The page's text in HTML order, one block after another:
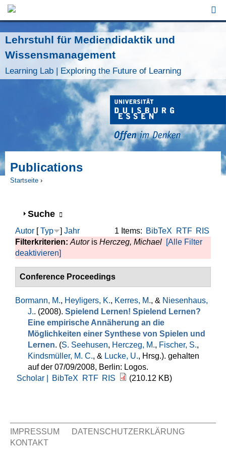
Jump to Navigation
Lehrstuhl für Mediendidaktik und
Wissensmanagement
Learning Lab | Exploring the Future of Learning
Publications
Startseite ›
Anzeigen
Suche
1 Items: BibTeX RTF RIS
Autor [Typ ] Jahr
Filterkriterien: Autoris Herczeg, Michael [Alle Filter
deaktivieren]
Conference Proceedings
Bormann, M., Heyligers, K., Kerres, M., & Niesenhaus,
J.. (2008). Spielend Lernen! Spielend Lernen?
Eine empirische Annäherung an die
Möglichkeiten einer Synthese von Spielen und
Lernen. (S. Seehusen, Herczeg, M., Fischer, S.,
Kindsmüller, M. C., & Lucke, U., Hrsg.). gehalten
auf der 07/09/2008, Berlin: Logos.
Scholar |
BibTeX RTF RIS (210.12 KB)
IMPRESSUM
DATENSCHUTZERKLÄRUNG
KONTAKT